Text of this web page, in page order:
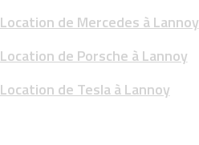
Location de Mercedes à Lannoy
Location de Porsche à Lannoy
Location de Tesla à Lannoy